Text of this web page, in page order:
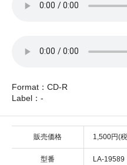
Format：CD-R
Label：-
販売価格 1,500円(
型番 LA-19589